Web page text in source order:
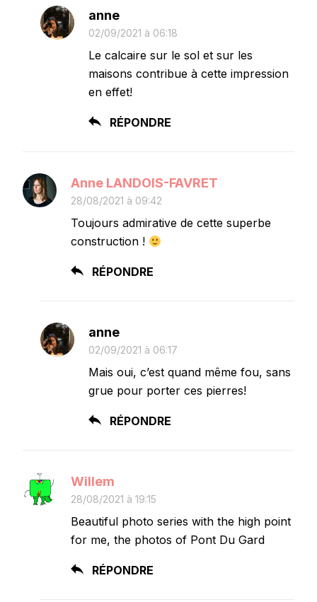
anne
02/09/2021 à 06:18
Le calcaire sur le sol et sur les
maisons contribue à cette impression
en effet!
RÉPONDRE
Anne LANDOIS-FAVRET
28/08/2021 à 09:42
Toujours admirative de cette superbe
construction !
RÉPONDRE
anne
02/09/2021 à 06:17
Mais oui, c’est quand même fou, sans
grue pour porter ces pierres!
RÉPONDRE
Willem
28/08/2021 à 19:15
Beautiful photo series with the high point
for me, the photos of Pont Du Gard
RÉPONDRE